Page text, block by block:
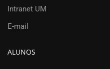
Intranet UM
E-mail
ALUNOS